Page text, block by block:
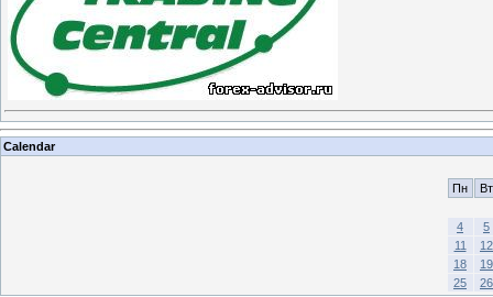
Calendar
Пн Вт
4
5
11
12
18
19
25
26